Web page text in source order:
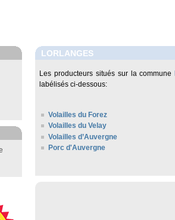
LORLANGES
Les producteurs situés sur la commune
labélisés ci-dessous:
Volailles du Forez
Volailles du Velay
Volailles d’Auvergne
Porc d'Auvergne